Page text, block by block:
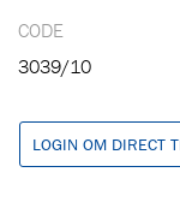
CODE
3039/10
LOGIN OM DIRECT